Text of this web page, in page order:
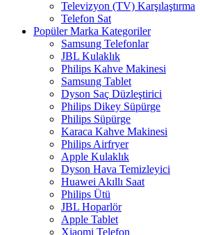
Televizyon (TV) Karşılaştırma
Telefon Sat
Popüler Marka Kategoriler
Samsung Telefonlar
JBL Kulaklık
Philips Kahve Makinesi
Samsung Tablet
Dyson Saç Düzleştirici
Philips Dikey Süpürge
Philips Süpürge
Karaca Kahve Makinesi
Philips Airfryer
Apple Kulaklık
Dyson Hava Temizleyici
Huawei Akıllı Saat
Philips Ütü
JBL Hoparlör
Apple Tablet
Xiaomi Telefon